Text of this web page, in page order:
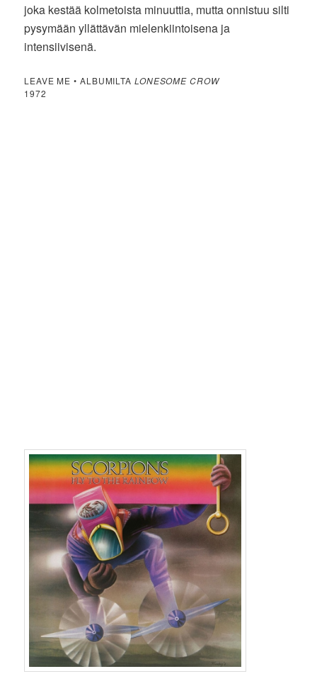
joka kestää kolmetoista minuuttia, mutta onnistuu silti
pysymään yllättävän mielenkiintoisena ja
intensiivisenä.
LEAVE ME • ALBUMILTA LONESOME CROW
1972